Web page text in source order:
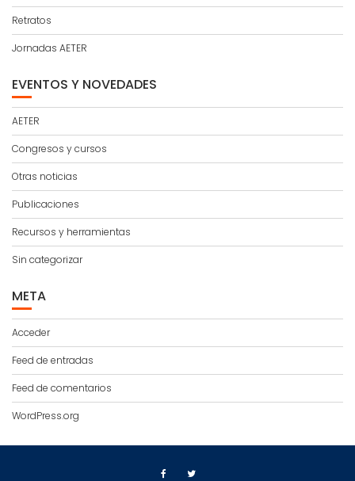
Retratos
Jornadas AETER
EVENTOS Y NOVEDADES
AETER
Congresos y cursos
Otras noticias
Publicaciones
Recursos y herramientas
Sin categorizar
META
Acceder
Feed de entradas
Feed de comentarios
WordPress.org